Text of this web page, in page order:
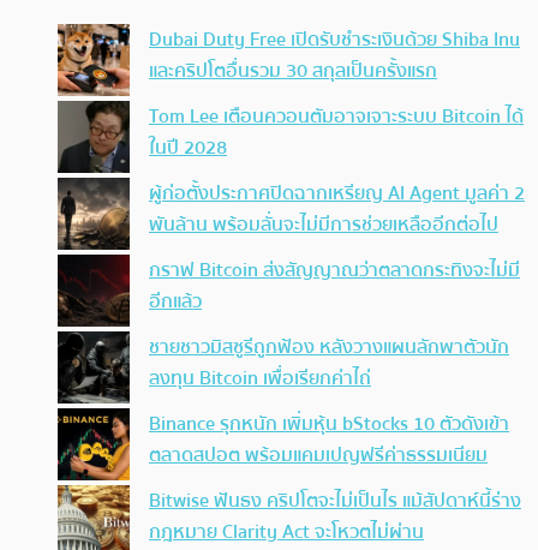
Dubai Duty Free เปิดรับชำระเงินด้วย Shiba Inu
และคริปโตอื่นรวม 30 สกุลเป็นครั้งแรก
Tom Lee เตือนควอนตัมอาจเจาะระบบ Bitcoin ได้
ในปี 2028
ผู้ก่อตั้งประกาศปิดฉากเหรียญ AI Agent มูลค่า 2
พันล้าน พร้อมลั่นจะไม่มีการช่วยเหลืออีกต่อไป
กราฟ Bitcoin ส่งสัญญาณว่าตลาดกระทิงจะไม่มี
อีกแล้ว
ชายชาวมิสซูรีถูกฟ้อง หลังวางแผนลักพาตัวนัก
ลงทุน Bitcoin เพื่อเรียกค่าไถ่
Binance รุกหนัก เพิ่มหุ้น bStocks 10 ตัวดังเข้า
ตลาดสปอต พร้อมแคมเปญฟรีค่าธรรมเนียม
Bitwise ฟันธง คริปโตจะไม่เป็นไร แม้สัปดาห์นี้ร่าง
กฎหมาย Clarity Act จะโหวตไม่ผ่าน